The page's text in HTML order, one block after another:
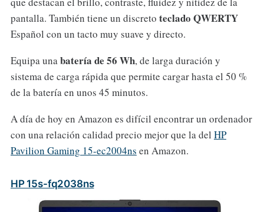
pantalla. También tiene un discreto teclado QWERTY
Español con un tacto muy suave y directo.
Equipa unabatería de 56 Wh, de larga duración y
sistema de carga rápida que permite cargar hasta el 50 %
de la batería en unos 45 minutos.
A día de hoy en Amazon es difícil encontrar un ordenador
con una relación calidad precio mejor que la del HP
Pavilion Gaming 15-ec2004ns en Amazon.
HP 15s-fq2038ns